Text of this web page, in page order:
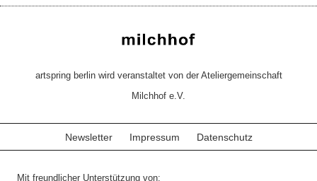
artspring berlin wird veranstaltet von der Ateliergemeinschaft
Milchhof e.V.
Newsletter Impressum Datenschutz
Mit freundlicher Unterstützung von: